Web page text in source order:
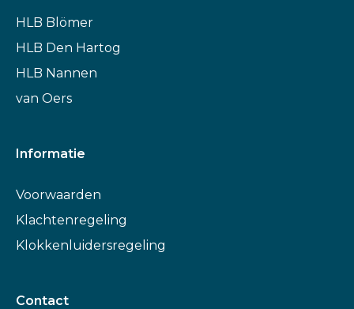
HLB Blömer
HLB Den Hartog
HLB Nannen
van Oers
Informatie
Voorwaarden
Klachtenregeling
Klokkenluidersregeling
Contact